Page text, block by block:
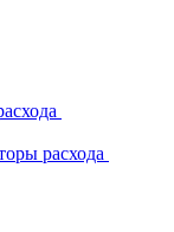
расхода